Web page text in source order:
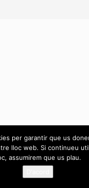
per garantir que us
lloc web. Si continueu
assumirem que us plau.